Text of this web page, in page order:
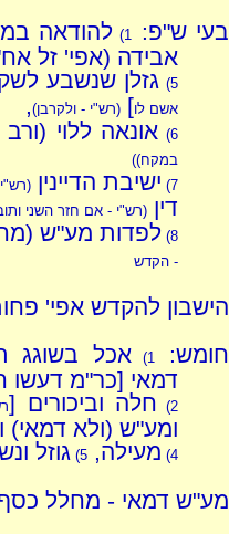
בעי ש"פ: 1) להודאה
אבידה (אפי' זל
5) גזלן שנשבע
אשם לו](רש"י - ולקרבן),
6) אונאה ללוי
במקח)
)
7) ישיבת הדיינין
דין(רש"י - אם חזר השני
8) לפדות מע"ש
- הקדש
הישבון להקדש אפי'
חומש:
1)
אכל בשוגג
דמאי [כר"מ דעשו
2) חלה וביכורים [
ומע"ש (ולא דמאי)
4) מעילה,5) גוזל
מע"ש דמאי - מחלל